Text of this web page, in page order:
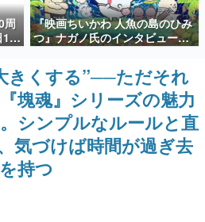
以上！ ページビュー数万以上！ などな
読まれた、電ファミ渾身の“殿堂入り”記
た。
書
イターの方々に製作時のエピソードをお
る企画（ゲーム）とは何か？を探ってい
はいけない。『赫本』は、〈試験問題〉
ラー小説集です。
周
12
ト
『映画ちいかわ 人魚の島のひみ
つ』ナガノ氏のインタビューが
解禁。もしまた映画をやれるな
ら「島二郎とオデが取っ組み合
いの喧嘩をする話」にしたいと
回答
きくする”──ただそれ
塊魂』シリーズの魅力
シンプルなルールと直
気づけば時間が過ぎ去
持つ